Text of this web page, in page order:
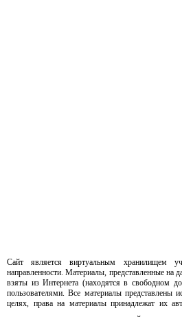
Сайт является виртуальным хранилищем
направленности. Материалы, представленные на
взяты из Интернета (находятся в свободном
пользователями. Все материалы представлены
целях, права на материалы принадлежат их